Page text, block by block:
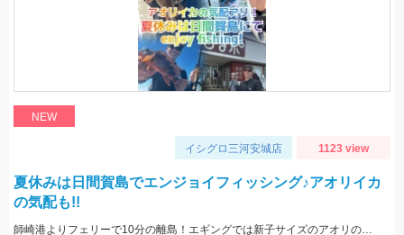
NEW
イシグロ三河安城店 1123 view
夏休みは日間賀島でエンジョイフィッシング♪アオリイカ
の気配も!!
師崎港よりフェリーで10分の離島！エギングでは新子サイズのアオリのチェイス多数！ロックフィッシュは足元を10ｇの根魚玉で狙うと効果的♪カバスキャでも釣果あり！